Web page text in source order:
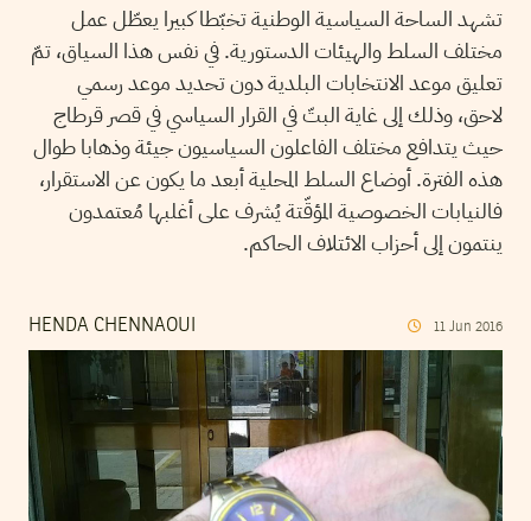
تشهد الساحة السياسية الوطنية تخبّطا كبيرا يعطّل عمل
مختلف السلط والهيئات الدستورية. في نفس هذا السياق، تمّ
تعليق موعد الانتخابات البلدية دون تحديد موعد رسمي
لاحق، وذلك إلى غاية البتّ في القرار السياسي في قصر قرطاج
حيث يتدافع مختلف الفاعلون السياسيون جيئة وذهابا طوال
هذه الفترة. أوضاع السلط المحلية أبعد ما يكون عن الاستقرار،
فالنيابات الخصوصية المؤقّتة يُشرف على أغلبها مُعتمدون
ينتمون إلى أحزاب الائتلاف الحاكم.
HENDA CHENNAOUI 11 Jun 2016